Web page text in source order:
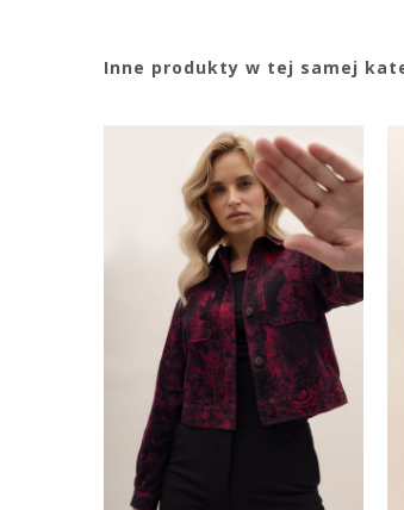
Inne produkty w tej samej